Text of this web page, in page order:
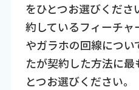
をひとつお選びくだ
約しているフィーチャ
やガラホの回線につい
たが契約した方法に
とつお選びください。